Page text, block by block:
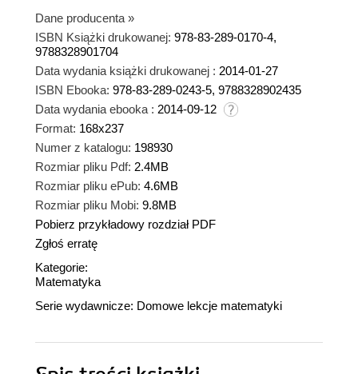
Dane producenta »
ISBN Książki drukowanej: 978-83-289-0170-4,
9788328901704
Data wydania książki drukowanej : 2014-01-27
ISBN Ebooka: 978-83-289-0243-5, 9788328902435
Data wydania ebooka : 2014-09-12
Format: 168x237
Numer z katalogu: 198930
Rozmiar pliku Pdf: 2.4MB
Rozmiar pliku ePub: 4.6MB
Rozmiar pliku Mobi: 9.8MB
Pobierz przykładowy rozdział PDF
Zgłoś erratę
Kategorie:
Matematyka
Serie wydawnicze: Domowe lekcje matematyki